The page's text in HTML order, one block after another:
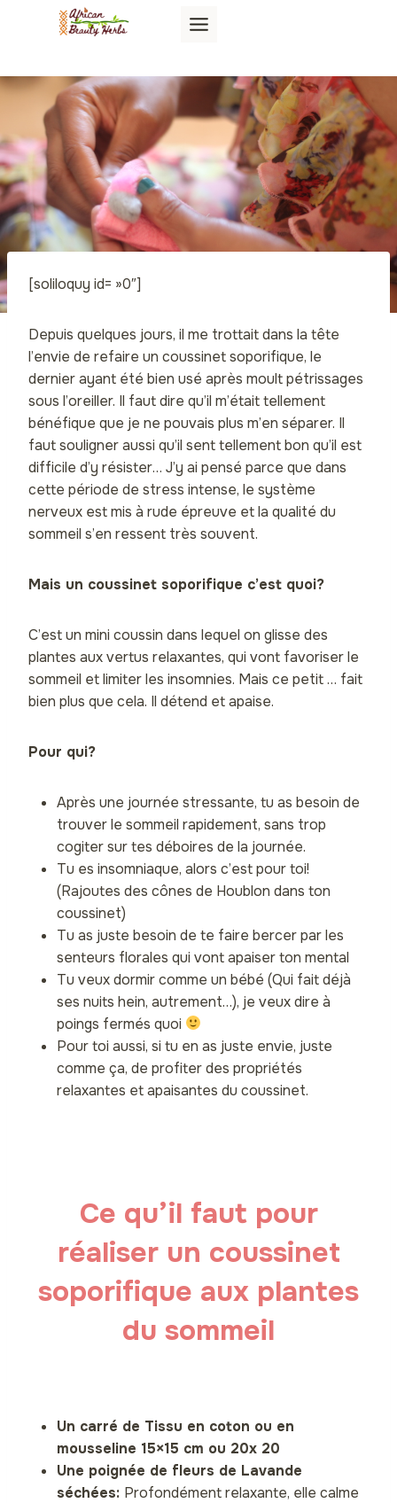
[soliloquy id= »0″]
Depuis quelques jours, il me trottait dans la tête
l’envie de refaire un coussinet soporifique, le
dernier ayant été bien usé après moult pétrissages
sous l’oreiller. Il faut dire qu’il m’était tellement
bénéfique que je ne pouvais plus m’en séparer. Il
faut souligner aussi qu’il sent tellement bon qu’il est
difficile d’y résister… J’y ai pensé parce que dans
cette période de stress intense, le système
nerveux est mis à rude épreuve et la qualité du
sommeil s’en ressent très souvent.
Mais un coussinet soporifique c’est quoi?
C’est un mini coussin dans lequel on glisse des
plantes aux vertus relaxantes, qui vont favoriser le
sommeil et limiter les insomnies. Mais ce petit … fait
bien plus que cela. Il détend et apaise.
Pour qui?
Après une journée stressante, tu as besoin de
trouver le sommeil rapidement, sans trop
cogiter sur tes déboires de la journée.
Tu es insomniaque, alors c’est pour toi!
(Rajoutes des cônes de Houblon dans ton
coussinet)
Tu as juste besoin de te faire bercer par les
senteurs florales qui vont apaiser ton mental
Tu veux dormir comme un bébé (Qui fait déjà
ses nuits hein, autrement…), je veux dire à
poings fermés quoi
Pour toi aussi, si tu en as juste envie, juste
comme ça, de profiter des propriétés
relaxantes et apaisantes du coussinet.
Ce qu’il faut pour
réaliser un coussinet
soporifique aux plantes
du sommeil
Un carré de Tissu en coton ou en
mousseline 15×15 cm ou 20x 20
Une poignée de fleurs de Lavande
séchées: Profondément relaxante, elle calme